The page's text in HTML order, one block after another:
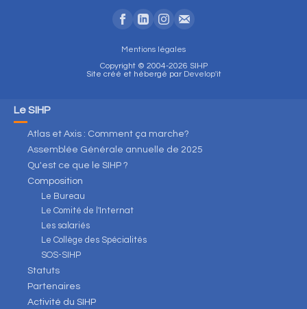
Mentions légales
Copyright © 2004-2026 SIHP
Site créé et hébergé par Develop'it
Le SIHP
Atlas et Axis : Comment ça marche?
Assemblée Générale annuelle de 2025
Qu'est ce que le SIHP ?
Composition
Le Bureau
Le Comité de l'Internat
Les salariés
Le Collège des Spécialités
SOS-SIHP
Statuts
Partenaires
Activité du SIHP